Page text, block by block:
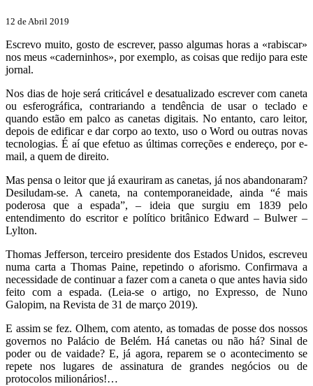
12 de Abril 2019
Escrevo muito, gosto de escrever, passo algumas horas a «rabiscar»
nos meus «caderninhos», por exemplo, as coisas que redijo para este
jornal.
Nos dias de hoje será criticável e desatualizado escrever com caneta
ou esferográfica, contrariando a tendência de usar o teclado e
quando estão em palco as canetas digitais. No entanto, caro leitor,
depois de edificar e dar corpo ao texto, uso o Word ou outras novas
tecnologias. É aí que efetuo as últimas correções e endereço, por e-
mail, a quem de direito.
Mas pensa o leitor que já exauriram as canetas, já nos abandonaram?
Desiludam-se. A caneta, na contemporaneidade, ainda “é mais
poderosa que a espada”, – ideia que surgiu em 1839 pelo
entendimento do escritor e político britânico Edward – Bulwer –
Lylton.
Thomas Jefferson, terceiro presidente dos Estados Unidos, escreveu
numa carta a Thomas Paine, repetindo o aforismo. Confirmava a
necessidade de continuar a fazer com a caneta o que antes havia sido
feito com a espada. (Leia-se o artigo, no Expresso, de Nuno
Galopim, na Revista de 31 de março 2019).
E assim se fez. Olhem, com atento, as tomadas de posse dos nossos
governos no Palácio de Belém. Há canetas ou não há? Sinal de
poder ou de vaidade? E, já agora, reparem se o acontecimento se
repete nos lugares de assinatura de grandes negócios ou de
protocolos milionários!…